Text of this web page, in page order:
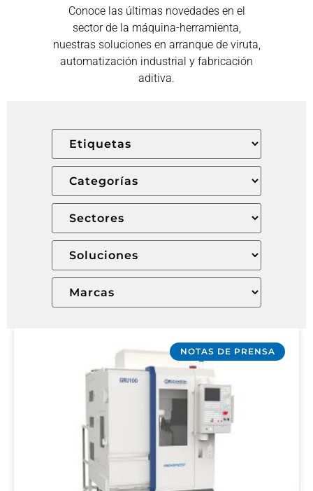
Conoce las últimas novedades en el
sector de la máquina-herramienta,
nuestras soluciones en arranque de viruta,
automatización industrial y fabricación
aditiva.
NOTAS DE PRENSA